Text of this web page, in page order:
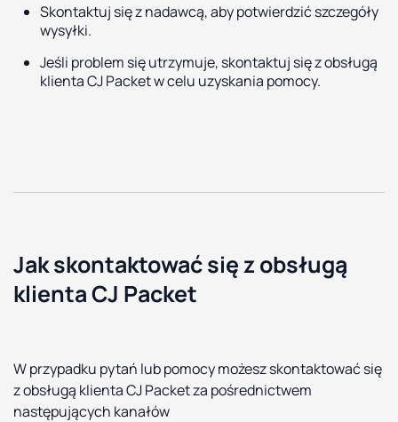
Skontaktuj się z nadawcą, aby potwierdzić szczegóły
wysyłki.
Jeśli problem się utrzymuje, skontaktuj się z obsługą
klienta CJ Packet w celu uzyskania pomocy.
Jak skontaktować się z obsługą
klienta CJ Packet
W przypadku pytań lub pomocy możesz skontaktować się
z obsługą klienta CJ Packet za pośrednictwem
następujących kanałów